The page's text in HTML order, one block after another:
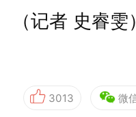
（记者 史睿雯）
3013 微